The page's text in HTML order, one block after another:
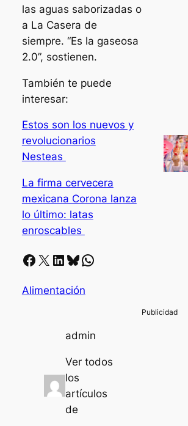
las aguas saborizadas o
a La Casera de
siempre. “Es la gaseosa
2.0”, sostienen.
También te puede
interesar:
Estos son los nuevos y
revolucionarios
Nesteas
La firma cervecera
mexicana Corona lanza
lo último: latas
enroscables
Facebook X LinkedIn Bluesky Whatsapp
Alimentación
admin
Ver todos
los
artículos
de